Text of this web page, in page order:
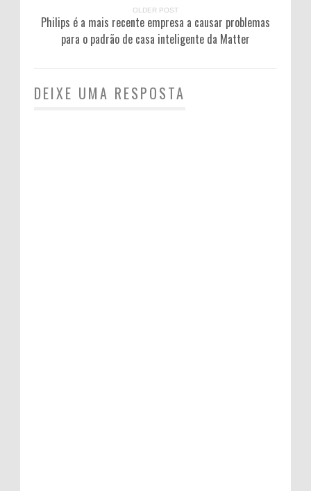
OLDER POST
Philips é a mais recente empresa a causar problemas
para o padrão de casa inteligente da Matter
DEIXE UMA RESPOSTA